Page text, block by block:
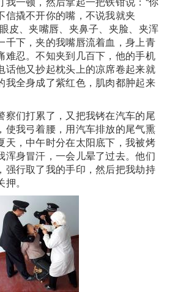
信撬不开你的嘴，不说我就夹
皮、夹嘴唇、夹鼻子、夹脸、夹浑
千下，夹的我嘴唇流着血，身上青
难忍。不知夹到几百下，他的手机
话他又抄起枕头上的凉席卷起来就
我全身成了紫红色，肌肉都肿起来
察们打累了，又把我铐在汽车的尾
使我弓着腰，用汽车排放的尾气熏
天，中午时分在太阳底下，我被烤
浑身冒汗，一会儿晕了过去。他们
强行取了我的手印，然后把我劫持
。